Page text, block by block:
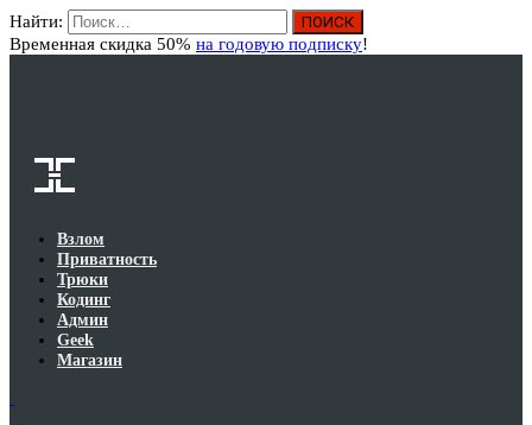
Найти:
Временная скидка 50% на годовую подписку!
Взлом
Приватность
Трюки
Кодинг
Админ
Geek
Магазин